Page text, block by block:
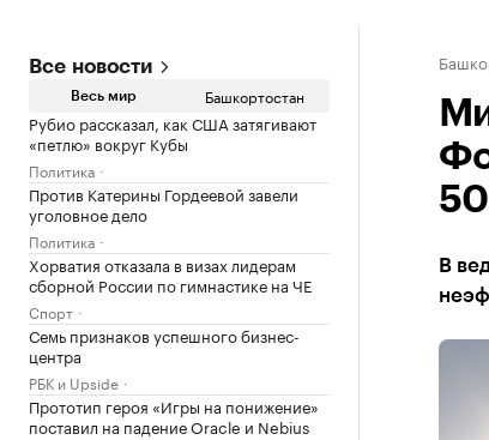
Все новости
Весь мир Башкортостан
Рубио рассказал, как США затягивают
«петлю» вокруг Кубы
Политика
Против Катерины Гордеевой завели
уголовное дело
Политика
Хорватия отказала в визах лидерам
сборной России по гимнастике на ЧЕ
Спорт
Семь признаков успешного бизнес-
центра
РБК и Upside
Прототип героя «Игры на понижение»
поставил на падение Oracle и Nebius
В